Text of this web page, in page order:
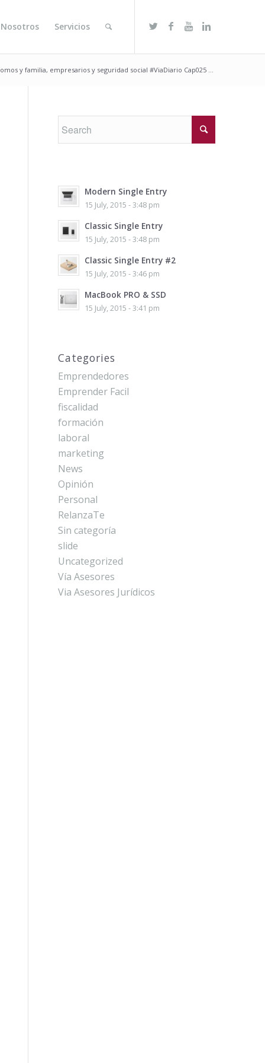
Servicios
y familia, empresarios y seguridad social #ViaDiario Cap025 ...
Modern Single Entry
15 July, 2015 - 3:48 pm
Classic Single Entry
15 July, 2015 - 3:48 pm
Classic Single Entry #2
15 July, 2015 - 3:46 pm
MacBook PRO & SSD
15 July, 2015 - 3:41 pm
Categories
Emprendedores
Emprender Facil
fiscalidad
formación
laboral
marketing
News
Opinión
Personal
RelanzaTe
Sin categoría
slide
Uncategorized
Vía Asesores
Via Asesores Jurídicos